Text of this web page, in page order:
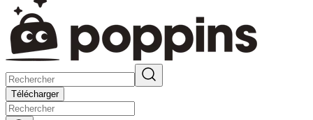
Télécharger